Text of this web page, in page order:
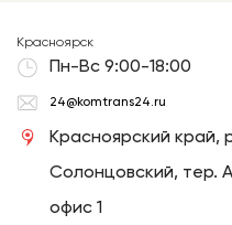
Красноярск
Пн-Вс 9:00-18:00
24@komtrans24.ru
Красноярский край,
Солонцовский, тер.
офис 1